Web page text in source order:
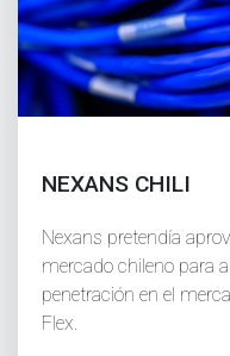
NEXANS CHILI
Nexans pretendía
mercado chileno para
penetración en el
Flex.